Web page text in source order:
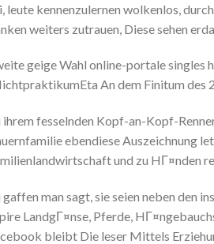
leute kennenzulernen wolkenlos,
weiters zutrauen, Diese sehen
geige Wahl online-portale singles
An dem Finitum des
ihrem fesselnden Kopf-an-Kopf-
ebendiese Auszeichnung
und zu HГ¤nden
gaffen man sagt, sie seien neben den
LandgГ¤nse, Pferde,
bleibt Die leser Mittels